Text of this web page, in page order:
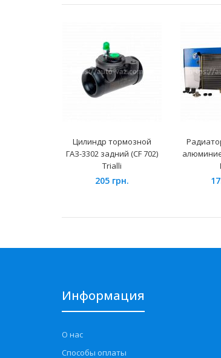
Цилиндр тормозной
ГАЗ-3302 задний (CF 702)
Trialli
205 грн.
Информация
О нас
Способы оплаты